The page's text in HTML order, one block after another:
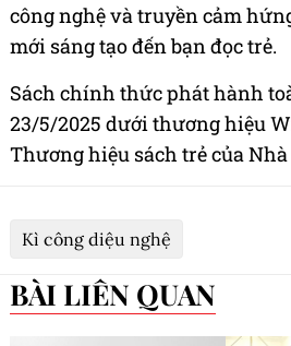
công nghệ và truyền cảm
mới sáng tạo đến bạn đọc trẻ.
Sách chính thức phát hành
23/5/2025 dưới thương hiệu
Thương hiệu sách trẻ của
Kì công diệu nghệ
BÀI LIÊN QUAN